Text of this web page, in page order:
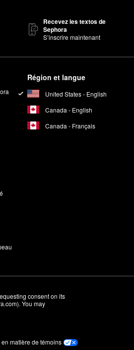
Recevez les textos de
Sephora
S’inscrire maintenant
Région et langue
United States - English
Canada - English
Canada - Français
consent on its
You may
matière de témoins